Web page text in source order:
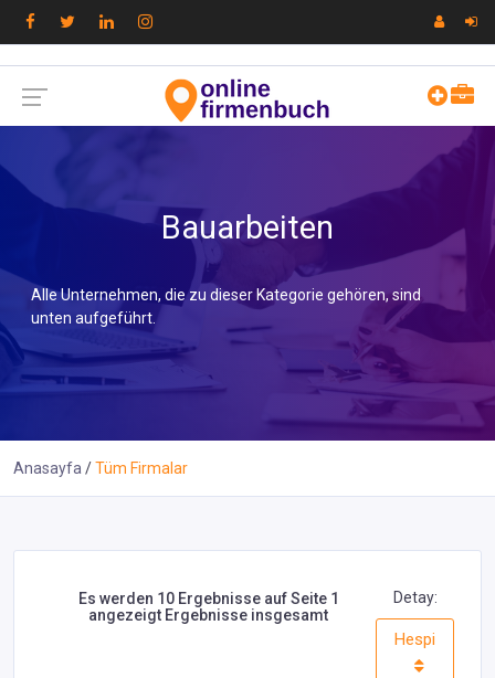
Bauarbeiten
Alle Unternehmen, die zu dieser Kategorie gehören, sind
unten aufgeführt.
Anasayfa Tüm Firmalar
Es werden 10 Ergebnisse auf Seite 1
angezeigt Ergebnisse insgesamt
Detay:
Hespi